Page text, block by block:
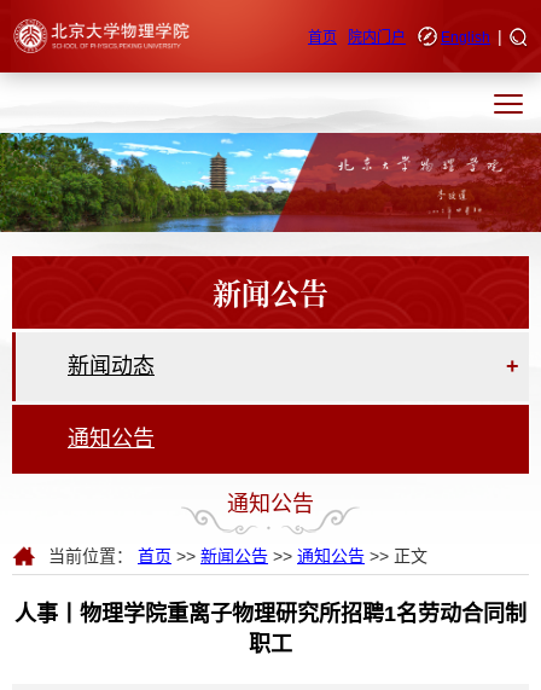
快速导航 首页 院内门户 English |
新闻公告
新闻动态 +
通知公告
通知公告
当前位置： 首页 >> 新闻公告 >> 通知公告 >> 正文
人事丨物理学院重离子物理研究所招聘1名劳动合同制
职工